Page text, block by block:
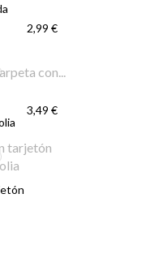
2,99 €
3,49 €